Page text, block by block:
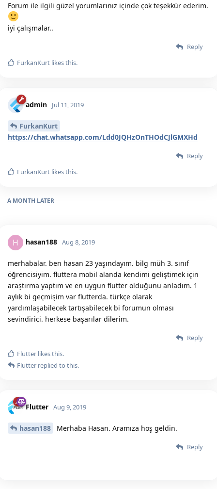
Forum ile ilgili güzel yorumlarınız içinde çok teşekkür ederim.
iyi çalışmalar..
Reply
FurkanKurt likes this.
admin Jul 11, 2019
FurkanKurt
https://chat.whatsapp.com/Ldd0JQHzOnTHOdCJlGMXHd
Reply
FurkanKurt likes this.
A MONTH LATER
H hasan188 Aug 8, 2019
merhabalar. ben hasan 23 yaşındayım. bilg müh 3. sınıf
öğrencisiyim. fluttera mobil alanda kendimi geliştimek için
araştırma yaptım ve en uygun flutter olduğunu anladım. 1
aylık bi geçmişim var flutterda. türkçe olarak
yardımlaşabilecek tartışabilecek bi forumun olması
sevindirici. herkese başarılar dilerim.
Reply
Flutter likes this.
Flutter replied to this.
Flutter Aug 9, 2019
hasan188 Merhaba Hasan. Aramıza hoş geldin.
Reply